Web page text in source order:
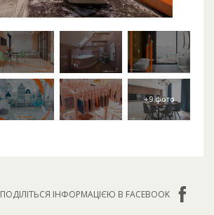
ПОДІЛІТЬСЯ ІНФОРМАЦІЄЮ В FACEBOOK